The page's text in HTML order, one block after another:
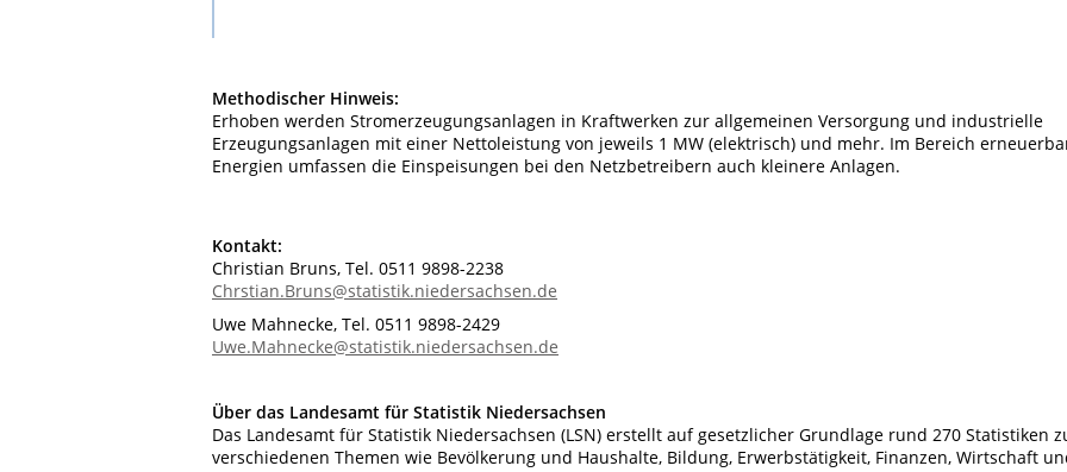
Methodischer Hinweis:
Erhoben werden Stromerzeugungsanlagen in Kraftwerken zur allgemeinen Versorgung und industrielle
Erzeugungsanlagen mit einer Nettoleistung von jeweils 1 MW (elektrisch) und mehr. Im Bereich
Energien umfassen die Einspeisungen bei den Netzbetreibern auch kleinere Anlagen.
Kontakt:
Christian Bruns, Tel. 0511 9898-2238
Chrstian.Bruns@statistik.niedersachsen.de
Uwe Mahnecke, Tel. 0511 9898-2429
Uwe.Mahnecke@statistik.niedersachsen.de
Über das Landesamt für Statistik Niedersachsen
Das Landesamt für Statistik Niedersachsen (LSN) erstellt auf gesetzlicher Grundlage rund 270 Statistiken
verschiedenen Themen wie Bevölkerung und Haushalte, Bildung, Erwerbstätigkeit, Finanzen, Wirtschaft